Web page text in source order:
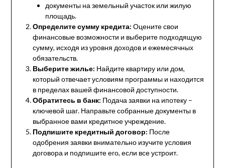
документы на земельный участок или жилую
площадь.
Определите сумму кредита: Оцените свои
финансовые возможности и выберите подходящую
сумму, исходя из уровня доходов и ежемесячных
обязательств.
Выберите жилье: Найдите квартиру или дом,
который отвечает условиям программы и находится
в пределах вашей финансовой доступности.
Обратитесь в банк: Подача заявки на ипотеку –
ключевой шаг. Направьте собранные документы в
выбранное вами кредитное учреждение.
Подпишите кредитный договор: После
одобрения заявки внимательно изучите условия
договора и подпишите его, если все устроит.